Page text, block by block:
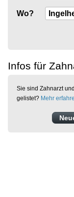
Wo?
Infos für
Sie sind Zahnarzt
gelistet? Mehr